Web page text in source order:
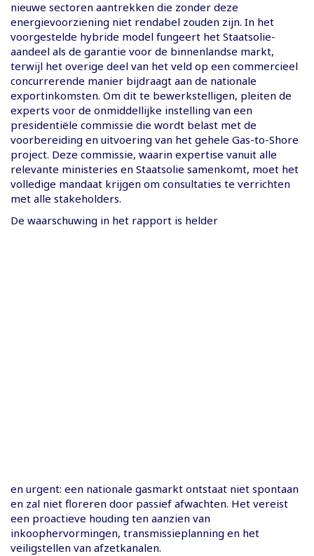
nieuwe sectoren aantrekken die zonder deze
energievoorziening niet rendabel zouden zijn. In het
voorgestelde hybride model fungeert het Staatsolie-
aandeel als de garantie voor de binnenlandse markt,
terwijl het overige deel van het veld op een commercieel
concurrerende manier bijdraagt aan de nationale
exportinkomsten. Om dit te bewerkstelligen, pleiten de
experts voor de onmiddellijke instelling van een
presidentiële commissie die wordt belast met de
voorbereiding en uitvoering van het gehele Gas-to-Shore
project. Deze commissie, waarin expertise vanuit alle
relevante ministeries en Staatsolie samenkomt, moet het
volledige mandaat krijgen om consultaties te verrichten
met alle stakeholders.
De waarschuwing in het rapport is helder
en urgent: een nationale gasmarkt ontstaat niet spontaan
en zal niet floreren door passief afwachten. Het vereist
een proactieve houding ten aanzien van
inkoophervormingen, transmissieplanning en het
veiligstellen van afzetkanalen.